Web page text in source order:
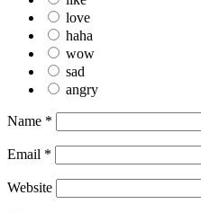
love
haha
wow
sad
angry
Name *
Email *
Website